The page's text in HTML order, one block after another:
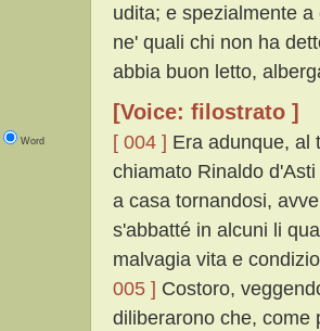
Word
udita; e spezialmente
ne' quali chi non ha
abbia buon letto,
[Voice: filostrato ]
[ 004 ] Era adunque, al
chiamato Rinaldo
a casa tornandosi,
s'abbatté in alcuni li
malvagia vita e
005 ] Costoro,
diliberarono che, come